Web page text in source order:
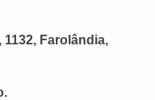
Farolândia,